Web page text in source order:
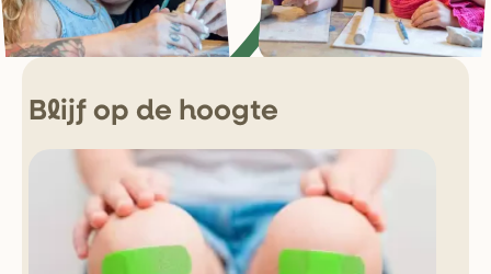
Blijf op de hoogte